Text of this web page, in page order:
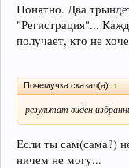
Понятно. Два
"Регистрация"...
получает, кто не
Почемучка сказал(а): ↑
результат виден
Если ты сам(сама?)
ничем не могу...